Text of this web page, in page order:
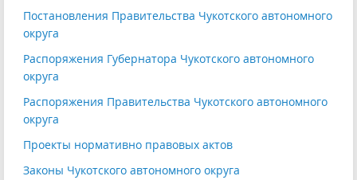
Постановления Правительства Чукотского автономного
округа
Распоряжения Губернатора Чукотского автономного
округа
Распоряжения Правительства Чукотского автономного
округа
Проекты нормативно правовых актов
Законы Чукотского автономного округа